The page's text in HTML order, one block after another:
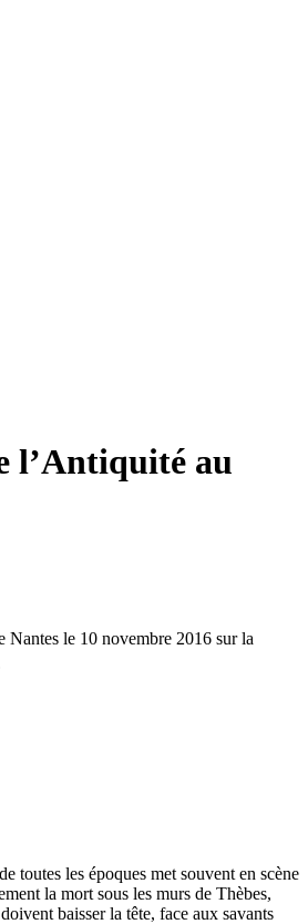
l’Antiquité au
Nantes le 10 novembre 2016 sur la
toutes les époques met souvent en scène
la mort sous les murs de Thèbes,
baisser la tête, face aux savants